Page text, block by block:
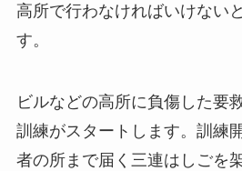
高所で行わなければいけない
す。
ビルなどの高所に負傷した要
訓練がスタートします。訓練
者の所まで届く三連はしごを